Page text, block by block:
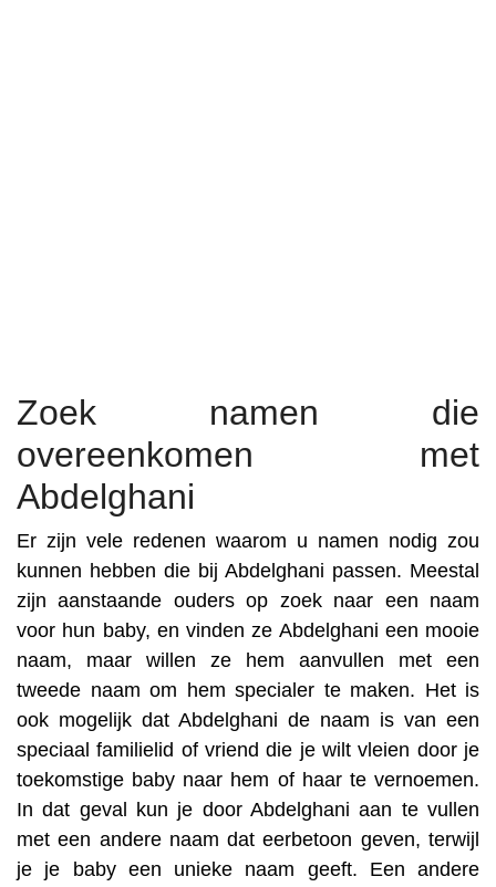
Zoek namen die
overeenkomen met
Abdelghani
Er zijn vele redenen waarom u namen nodig zou
kunnen hebben die bij Abdelghani passen. Meestal
zijn aanstaande ouders op zoek naar een naam
voor hun baby, en vinden ze Abdelghani een mooie
naam, maar willen ze hem aanvullen met een
tweede naam om hem specialer te maken. Het is
ook mogelijk dat Abdelghani de naam is van een
speciaal familielid of vriend die je wilt vleien door je
toekomstige baby naar hem of haar te vernoemen.
In dat geval kun je door Abdelghani aan te vullen
met een andere naam dat eerbetoon geven, terwijl
je je baby een unieke naam geeft. Een andere